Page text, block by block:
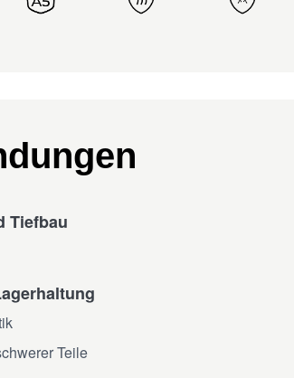
Tiefbau
Teile